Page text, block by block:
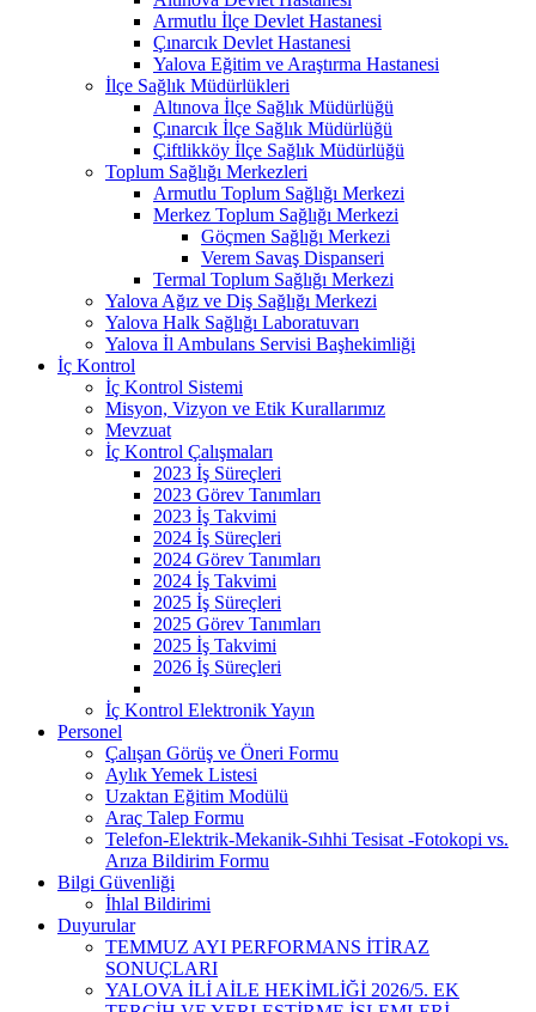
Armutlu İlçe Devlet Hastanesi
Çınarcık Devlet Hastanesi
Yalova Eğitim ve Araştırma Hastanesi
İlçe Sağlık Müdürlükleri
Altınova İlçe Sağlık Müdürlüğü
Çınarcık İlçe Sağlık Müdürlüğü
Çiftlikköy İlçe Sağlık Müdürlüğü
Toplum Sağlığı Merkezleri
Armutlu Toplum Sağlığı Merkezi
Merkez Toplum Sağlığı Merkezi
Göçmen Sağlığı Merkezi
Verem Savaş Dispanseri
Termal Toplum Sağlığı Merkezi
Yalova Ağız ve Diş Sağlığı Merkezi
Yalova Halk Sağlığı Laboratuvarı
Yalova İl Ambulans Servisi Başhekimliği
İç Kontrol
İç Kontrol Sistemi
Misyon, Vizyon ve Etik Kurallarımız
Mevzuat
İç Kontrol Çalışmaları
2023 İş Süreçleri
2023 Görev Tanımları
2023 İş Takvimi
2024 İş Süreçleri
2024 Görev Tanımları
2024 İş Takvimi
2025 İş Süreçleri
2025 Görev Tanımları
2025 İş Takvimi
2026 İş Süreçleri
İç Kontrol Elektronik Yayın
Personel
Çalışan Görüş ve Öneri Formu
Aylık Yemek Listesi
Uzaktan Eğitim Modülü
Araç Talep Formu
Telefon-Elektrik-Mekanik-Sıhhi Tesisat -Fotokopi vs.
Arıza Bildirim Formu
Bilgi Güvenliği
İhlal Bildirimi
Duyurular
TEMMUZ AYI PERFORMANS İTİRAZ
SONUÇLARI
YALOVA İLİ AİLE HEKİMLİĞİ 2026/5. EK